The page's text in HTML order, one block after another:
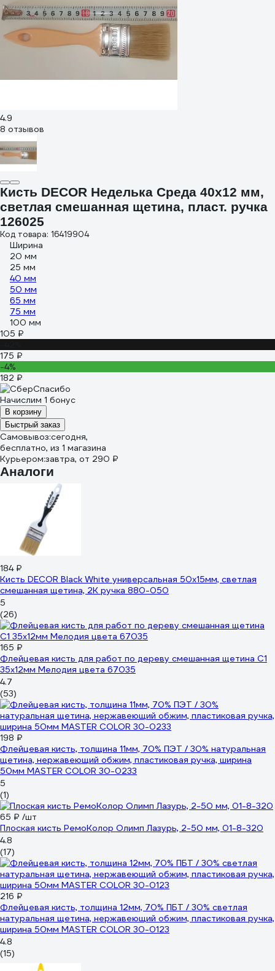
4.9
8 отзывов
Кисть DECOR Неделька Среда 40х12 мм,
светлая смешанная щетина, пласт. ручка
126025
Код товара: 16419904
Ширина
20 мм
25 мм
40 мм
50 мм
65 мм
75 мм
100 мм
105 ₽
175 ₽
-4%
182 ₽
Начислим 1 бонус
В корзину
Быстрый заказ
Самовывоз:сегодня,
бесплатно, из 1 магазина
Курьером:завтра, от 290 ₽
Аналоги
184 ₽
Кисть DECOR Black White универсальная 50х15мм, светлая
смешанная щетина, 2К ручка 880-050
5
(26)
165 ₽
Флейцевая кисть для работ по дереву смешанная щетина С1
35х12мм Мелодия цвета 67035
4.7
(53)
198 ₽
Флейцевая кисть, толщина 11мм, 70% ПЭT / 30% натуральная
щетина, нержавеющий обжим, пластиковая ручка, ширина
50мм МASTER COLOR 30-0233
5
(1)
65 ₽ /шт
Плоская кисть РемоКолор Олимп Лазурь, 2-50 мм, 01-8-320
4.8
(17)
216 ₽
Флейцевая кисть, толщина 12мм, 70% ПБT / 30% светлая
натуральная щетина, нержавеющий обжим, пластиковая ручка,
ширина 50мм МASTER COLOR 30-0123
4.8
(15)